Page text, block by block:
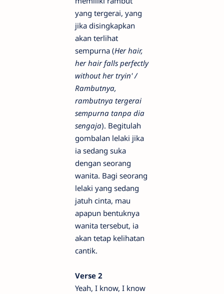
yang tergerai, yang
jika disingkapkan
akan terlihat
sempurna (Her hair,
her hair falls perfectly
without her tryin' /
Rambutnya,
rambutnya tergerai
sempurna tanpa dia
sengaja). Begitulah
gombalan lelaki jika
ia sedang suka
dengan seorang
wanita. Bagi seorang
lelaki yang sedang
jatuh cinta, mau
apapun bentuknya
wanita tersebut, ia
akan tetap kelihatan
cantik.
Verse 2
Yeah, I know, I know